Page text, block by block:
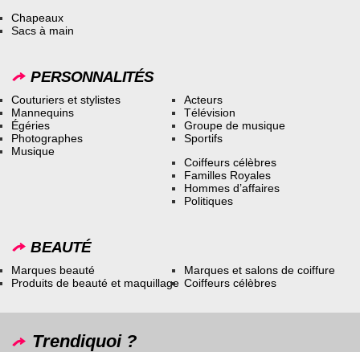
Chapeaux
Sacs à main
PERSONNALITÉS
Couturiers et stylistes
Mannequins
Égéries
Photographes
Musique
Acteurs
Télévision
Groupe de musique
Sportifs
Coiffeurs célèbres
Familles Royales
Hommes d’affaires
Politiques
BEAUTÉ
Marques beauté
Produits de beauté et maquillage
Marques et salons de coiffure
Coiffeurs célèbres
Trendiquoi ?